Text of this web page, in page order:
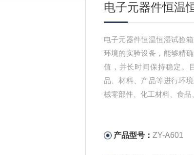
电子元器件恒温
电子元器件恒温恒湿试验
环境的实验设备，能够精
值，并长时间保持稳定。
品、材料、产品等进行环
械零部件、化工材料、食品
产品型号： ZY-A601